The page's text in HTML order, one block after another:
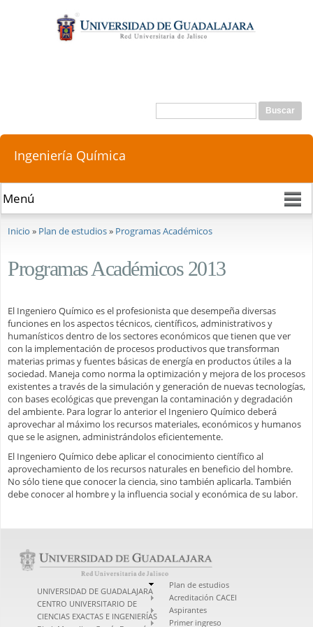
contenido
principal
Formulario de búsqueda
Buscar
Ingeniería Química
Inicio » Plan de estudios» Programas Académicos
Programas Académicos 2013
El Ingeniero Químico es el profesionista que desempeña diversas
funciones en los aspectos técnicos, científicos, administrativos y
humanísticos dentro de los sectores económicos que tienen que ver
con la implementación de procesos productivos que transforman
materias primas y fuentes básicas de energía en productos útiles a la
sociedad. Maneja como norma la optimización y mejora de los procesos
existentes a través de la simulación y generación de nuevas tecnologías,
con bases ecológicas que prevengan la contaminación y degradación
del ambiente. Para lograr lo anterior el Ingeniero Químico deberá
aprovechar al máximo los recursos materiales, económicos y humanos
que se le asignen, administrándolos eficientemente.
El Ingeniero Químico debe aplicar el conocimiento científico al
aprovechamiento de los recursos naturales en beneficio del hombre.
No sólo tiene que conocer la ciencia, sino también aplicarla. También
debe conocer al hombre y la influencia social y económica de su labor.
UNIVERSIDAD DE GUADALAJARA
CENTRO UNIVERSITARIO DE
CIENCIAS EXACTAS E INGENIERÍAS
Plan de estudios
Acreditación CACEI
Aspirantes
Primer ingreso